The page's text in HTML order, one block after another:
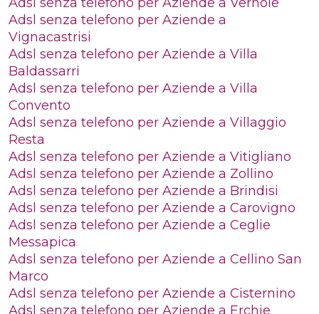
Adsl senza telefono per Aziende a
Vignacastrisi
Adsl senza telefono per Aziende a Villa
Baldassarri
Adsl senza telefono per Aziende a Villa
Convento
Adsl senza telefono per Aziende a Villaggio
Resta
Adsl senza telefono per Aziende a Vitigliano
Adsl senza telefono per Aziende a Zollino
Adsl senza telefono per Aziende a Brindisi
Adsl senza telefono per Aziende a Carovigno
Adsl senza telefono per Aziende a Ceglie
Messapica
Adsl senza telefono per Aziende a Cellino San
Marco
Adsl senza telefono per Aziende a Cisternino
Adsl senza telefono per Aziende a Erchie